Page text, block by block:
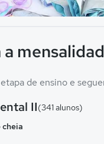
de ensino e
II(341 alunos)